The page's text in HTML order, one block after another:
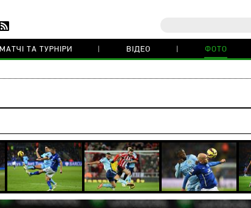
МАТЧІ ТА ТУРНІРИ ВІДЕО ФОТО